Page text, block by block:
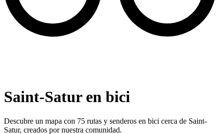
Saint-Satur en bici
Descubre un mapa con 75 rutas y senderos en bici cerca de Saint-
Satur, creados por nuestra comunidad.